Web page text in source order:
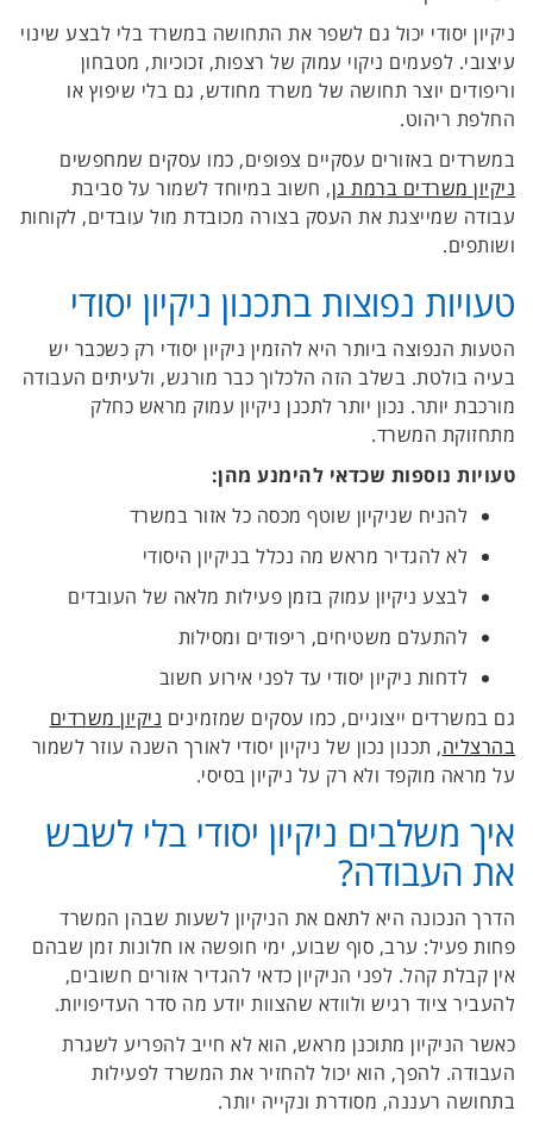
ניקיון יסודי יכול גם לשפר את התחושה במשרד בלי לבצע שינוי
עיצובי. לפעמים ניקוי עמוק של רצפות, זכוכיות, מטבחון
וריפודים יוצר תחושה של משרד מחודש, גם בלי שיפוץ או
החלפת ריהוט.
במשרדים באזורים עסקיים צפופים, כמו עסקים שמחפשים
ניקיון משרדים ברמת גן, חשוב במיוחד לשמור על סביבת
עבודה שמייצגת את העסק בצורה מכובדת מול עובדים, לקוחות
ושותפים.
טעויות נפוצות בתכנון ניקיון יסודי
הטעות הנפוצה ביותר היא להזמין ניקיון יסודי רק כשכבר יש
בעיה בולטת. בשלב הזה הלכלוך כבר מורגש, ולעיתים העבודה
מורכבת יותר. נכון יותר לתכנן ניקיון עמוק מראש כחלק
מתחזוקת המשרד.
טעויות נוספות שכדאי להימנע מהן:
להניח שניקיון שוטף מכסה כל אזור במשרד
לא להגדיר מראש מה נכלל בניקיון היסודי
לבצע ניקיון עמוק בזמן פעילות מלאה של העובדים
להתעלם משטיחים, ריפודים ומסילות
לדחות ניקיון יסודי עד לפני אירוע חשוב
גם במשרדים ייצוגיים, כמו עסקים שמזמינים ניקיון משרדים
בהרצליה, תכנון נכון של ניקיון יסודי לאורך השנה עוזר לשמור
על מראה מוקפד ולא רק על ניקיון בסיסי.
איך משלבים ניקיון יסודי בלי לשבש
את העבודה?
הדרך הנכונה היא לתאם את הניקיון לשעות שבהן המשרד
פחות פעיל: ערב, סוף שבוע, ימי חופשה או חלונות זמן שבהם
אין קבלת קהל. לפני הניקיון כדאי להגדיר אזורים חשובים,
להעביר ציוד רגיש ולוודא שהצוות יודע מה סדר העדיפויות.
כאשר הניקיון מתוכנן מראש, הוא לא חייב להפריע לשגרת
העבודה. להפך, הוא יכול להחזיר את המשרד לפעילות
בתחושה רעננה, מסודרת ונקייה יותר.